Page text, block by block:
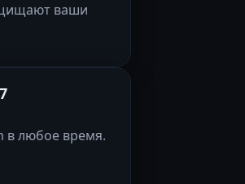
ваши
в любое время.